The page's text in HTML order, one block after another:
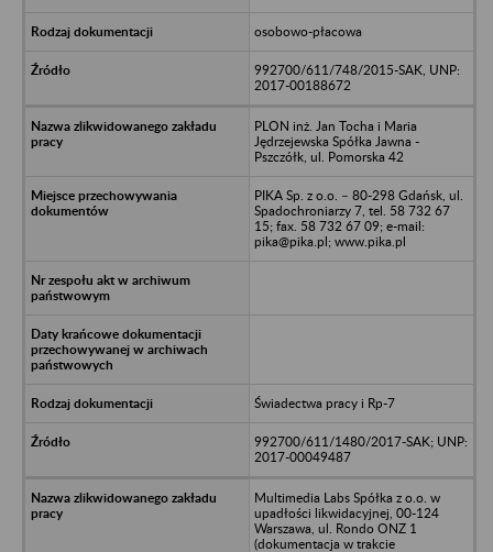
osobowo-płacowa
992700/611/748/2015-SAK, UNP:
2017-00188672
PLON inż. Jan Tocha i Maria
Jędrzejewska Spółka Jawna -
Pszczółk, ul. Pomorska 42
PIKA Sp. z o.o. – 80-298 Gdańsk, ul.
Spadochroniarzy 7, tel. 58 732 67
15; fax. 58 732 67 09; e-mail:
pika@pika.pl; www.pika.pl
Świadectwa pracy i Rp-7
992700/611/1480/2017-SAK; UNP:
2017-00049487
Multimedia Labs Spółka z o.o. w
upadłości likwidacyjnej, 00-124
Warszawa, ul. Rondo ONZ 1
(dokumentacja w trakcie